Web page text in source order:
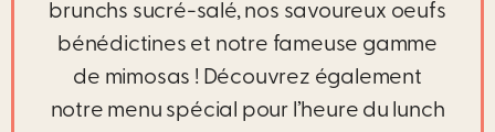
brunchs sucré-salé, nos savoureux oeufs
bénédictines et notre fameuse gamme
de mimosas ! Découvrez également
notre menu spécial pour l’heure du lunch